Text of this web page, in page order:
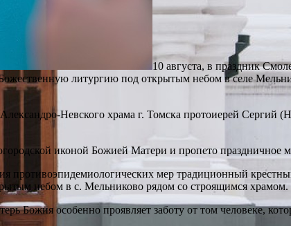
10 августа, в праздник
литургию под открытым небом в селе
Невского храма г. Томска протоиерей Сергий
иконой Божией Матери и пропето праздничное
противоэпидемиологических мер традиционный
небом в с. Мельниково рядом со строящимся храмом.
Божия особенно проявляет заботу от том человеке,